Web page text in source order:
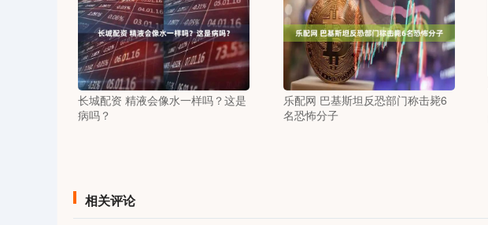
长城配资 精液会像水一样吗？这是
病吗？
乐配网 巴基斯坦反恐部门称击毙6
名恐怖分子
相关评论